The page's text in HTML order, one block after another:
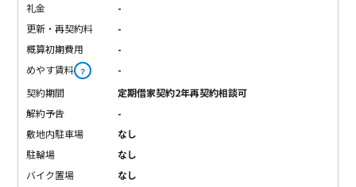
礼金
-
更新・再契約料
-
概算初期費用
-
めやす賃料 ？
-
契約期間
定期借家契約2年再契約相談可
解約予告
-
敷地内駐車場
なし
駐輪場
なし
バイク置場
なし